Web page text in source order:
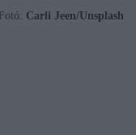
Fotó: Carli Jeen/Unsplash